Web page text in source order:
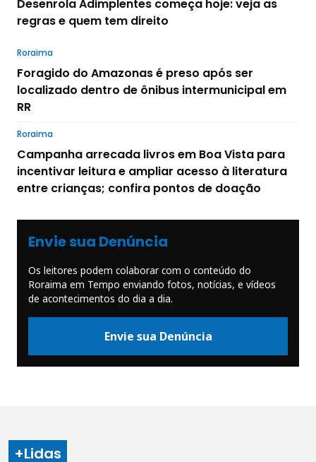
Desenrola Adimplentes começa hoje: veja as
regras e quem tem direito
Roraima
Foragido do Amazonas é preso após ser
localizado dentro de ônibus intermunicipal em
RR
Roraima
Campanha arrecada livros em Boa Vista para
incentivar leitura e ampliar acesso à literatura
entre crianças; confira pontos de doação
Envie sua Denúncia
Os leitores podem colaborar com o conteúdo do
Roraima em Tempo enviando fotos, notícias, e vídeos
de acontecimentos do dia a dia.
Envie sua Denúncia
+Lidas